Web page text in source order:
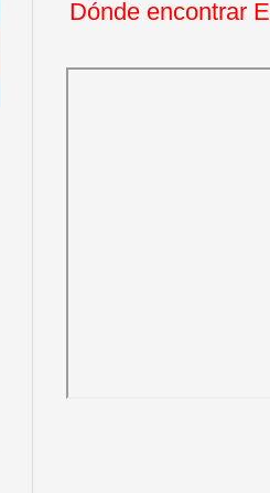
Dónde encontrar